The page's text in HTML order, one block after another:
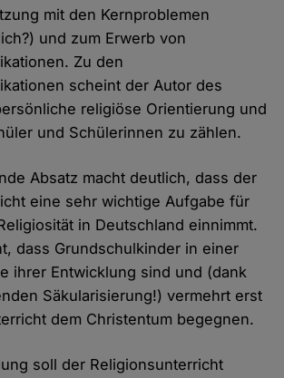
mit den Kernproblemen
und zum Erwerb von
Zu den
scheint der Autor des
religiöse Orientierung und
und Schülerinnen zu zählen.
Absatz macht deutlich, dass der
eine sehr wichtige Aufgabe für
in Deutschland einnimmt.
dass Grundschulkinder in einer
ihrer Entwicklung sind und (dank
Säkularisierung!) vermehrt erst
dem Christentum begegnen.
soll der Religionsunterricht